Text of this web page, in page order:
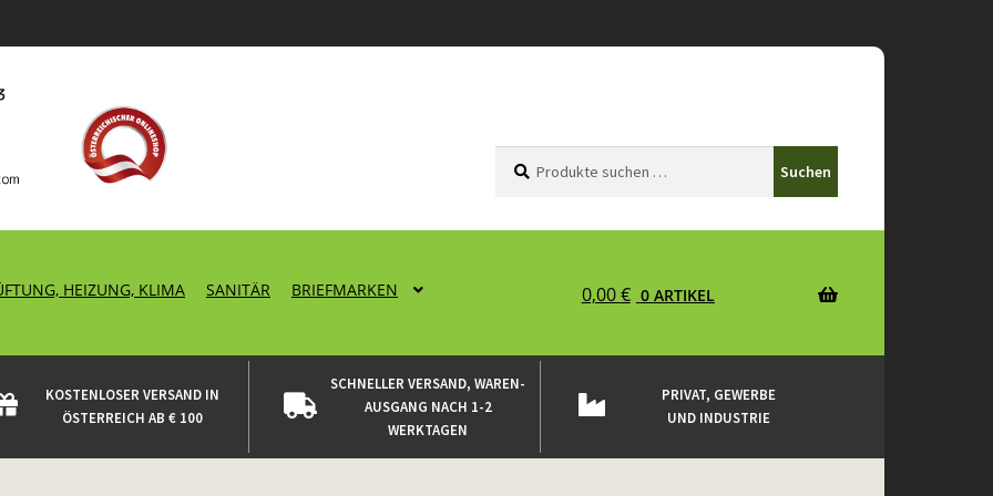
nach:
Suchen
HEIZUNG, KLIMA SANITÄR BRIEFMARKEN 0,00€ 0 ARTIKEL
KOSTENLOSER VERSAND IN
ÖSTERREICH AB € 100
SCHNELLER VERSAND, WAREN-
AUSGANG NACH 1-2
WERKTAGEN
PRIVAT, GEWERBE
UND INDUSTRIE